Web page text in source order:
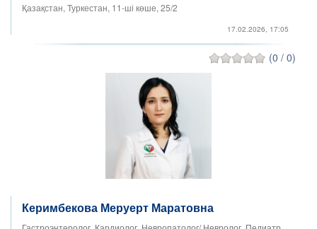
Қазақстан, Туркестан, 11-ші көше, 25/2
17.02.2026, 17:05
(0 / 0)
Керимбекова Меруерт Маратовна